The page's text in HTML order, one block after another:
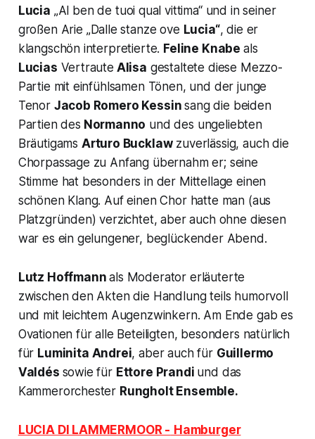
Lucia „Al ben de tuoi qual vittima“und in seiner
großen Arie „Dalle stanze ove Lucia“, die er
klangschön interpretierte. Feline Knabe als
Lucias Vertraute Alisa gestaltete diese Mezzo-
Partie mit einfühlsamen Tönen, und der junge
Tenor Jacob Romero Kessinsang die beiden
Partien des Normanno und des ungeliebten
Bräutigams Arturo Bucklawzuverlässig, auch die
Chorpassage zu Anfang übernahm er; seine
Stimme hat besonders in der Mittellage einen
schönen Klang. Auf einen Chor hatte man (aus
Platzgründen) verzichtet, aber auch ohne diesen
war es ein gelungener, beglückender Abend.
Lutz Hoffmannals Moderator erläuterte
zwischen den Akten die Handlung teils humorvoll
und mit leichtem Augenzwinkern. Am Ende gab es
Ovationen für alle Beteiligten, besonders natürlich
für Luminita Andrei, aber auch für Guillermo
Valdés sowie für Ettore Prandi und das
Kammerorchester Rungholt Ensemble.
LUCIA DI LAMMERMOOR - Hamburger